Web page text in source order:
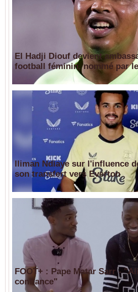
El Hadji Diouf devient
football féminin, nommé par
Iliman Ndiaye sur l'influence
son transfert vers Everton
FOOT+ : Pape Matar Sarr -
confiance"